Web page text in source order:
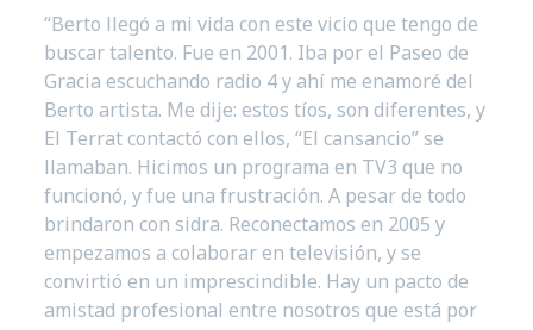
“Berto llegó a mi vida con este vicio que tengo de
buscar talento. Fue en 2001. Iba por el Paseo de
Gracia escuchando radio 4 y ahí me enamoré del
Berto artista. Me dije: estos tíos, son diferentes, y
El Terrat contactó con ellos, “El cansancio” se
llamaban. Hicimos un programa en TV3 que no
funcionó, y fue una frustración. A pesar de todo
brindaron con sidra. Reconectamos en 2005 y
empezamos a colaborar en televisión, y se
convirtió en un imprescindible. Hay un pacto de
amistad profesional entre nosotros que está por